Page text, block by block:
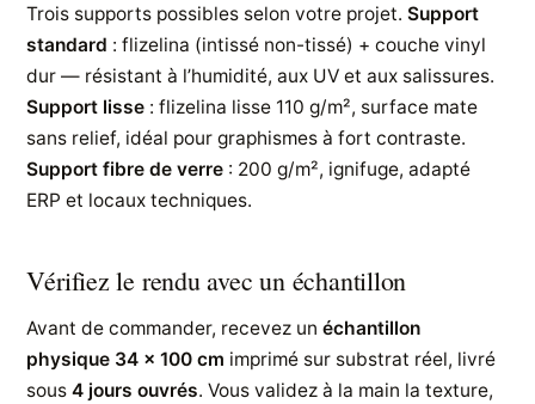
Trois supports possibles selon votre projet.Support
standard : flizelina (intissé non-tissé) + couche vinyl
dur — résistant à l’humidité, aux UV et aux salissures.
Support lisse : flizelina lisse 110 g/m², surface mate
sans relief, idéal pour graphismes à fort contraste.
Support fibre de verre : 200 g/m², ignifuge, adapté
ERP et locaux techniques.
Vérifiez le rendu avec un échantillon
Avant de commander, recevez unéchantillon
physique 34 × 100 cm imprimé sur substrat réel, livré
sous4 jours ouvrés. Vous validez à la main la texture,